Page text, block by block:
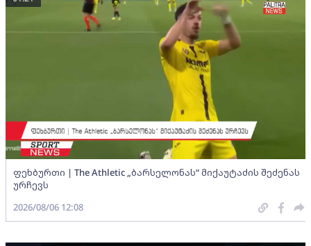
ფეხბურთი | The Athletic „ბარსელონას“ მიქაუტაძის შეძენას
ურჩევს
2026/08/06 12:08